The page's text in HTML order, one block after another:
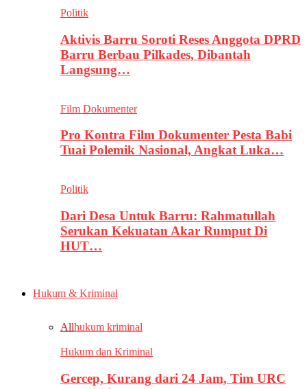
Politik
Aktivis Barru Soroti Reses Anggota DPRD
Barru Berbau Pilkades, Dibantah
Langsung…
Film Dokumenter
Pro Kontra Film Dokumenter Pesta Babi
Tuai Polemik Nasional, Angkat Luka…
Politik
Dari Desa Untuk Barru: Rahmatullah
Serukan Kekuatan Akar Rumput Di
HUT…
Hukum & Kriminal
Allhukum kriminal
Hukum dan Kriminal
Gercep, Kurang dari 24 Jam, Tim URC